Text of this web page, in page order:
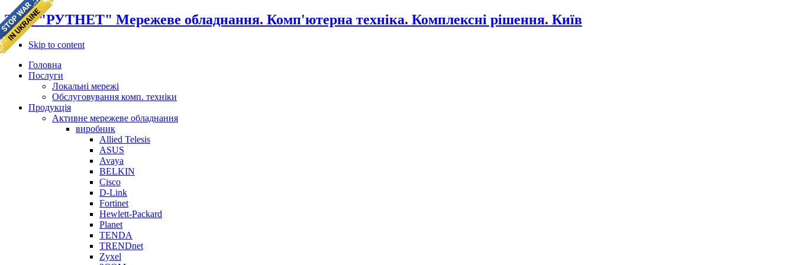
ТОВ "РУТНЕТ" Мережеве обладнання. Комп'ютерна техніка. Комплексні рішення. Київ
Skip to content
Головна
Послуги
Локальні мережі
Обслуговування комп. техніки
Продукція
Активне мережеве обладнання
виробник
Allied Telesis
ASUS
Avaya
BELKIN
Cisco
D-Link
Fortinet
Hewlett-Packard
Planet
TENDA
TRENDnet
Zyxel